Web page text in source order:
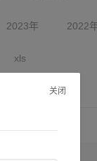
2023年 2022
xls
关闭